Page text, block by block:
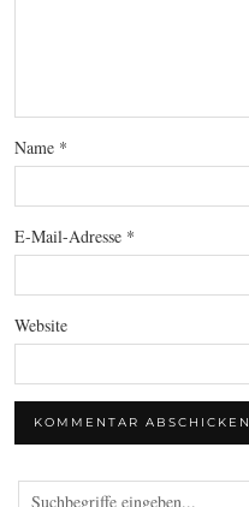
Name *
E-Mail-Adresse *
Website